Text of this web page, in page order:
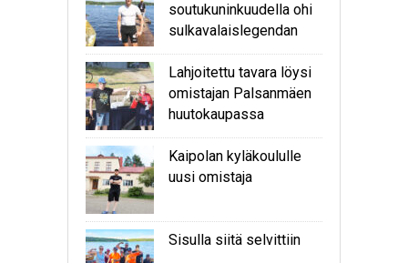
soutukuninkuudella ohi
sulkavalaislegendan
Lahjoitettu tavara löysi
omistajan Palsanmäen
huutokaupassa
Kaipolan kyläkoululle
uusi omistaja
Sisulla siitä selvittiin